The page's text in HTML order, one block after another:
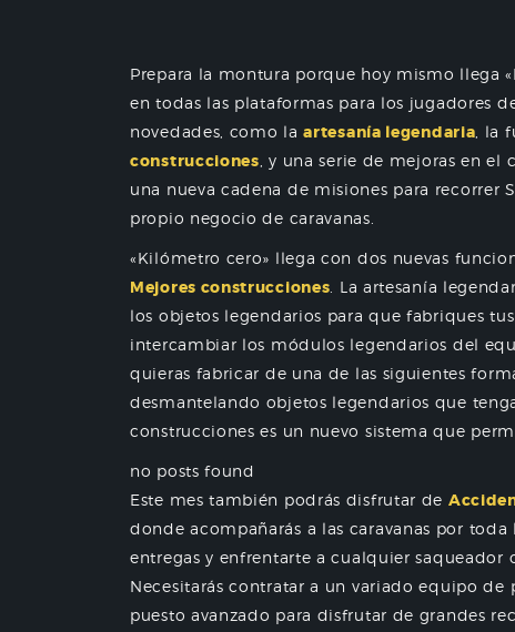
Prepara la montura porque hoy mismo llega
en todas las plataformas para los jugadores
novedades, como laartesanía legendaria , la
construcciones , y una serie de mejoras en
una nueva cadena de misiones para recorrer
propio negocio de caravanas.
«Kilómetro cero» llega con dos nuevas
Mejores construcciones . La artesanía
los objetos legendarios para que fabriques
intercambiar los módulos legendarios del
quieras fabricar de una de las siguientes
desmantelando objetos legendarios que
construcciones es un nuevo sistema que
no posts found
Este mes también podrás disfrutar de
donde acompañarás a las caravanas por
entregas y enfrentarte a cualquier
Necesitarás contratar a un variado equipo
puesto avanzado para disfrutar de grandes